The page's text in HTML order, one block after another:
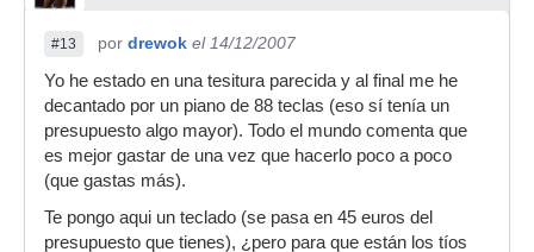
#13 por drewok el 14/12/2007
Yo he estado en una tesitura parecida y al final me he
decantado por un piano de 88 teclas (eso sí tenía un
presupuesto algo mayor). Todo el mundo comenta que
es mejor gastar de una vez que hacerlo poco a poco
(que gastas más).
Te pongo aqui un teclado (se pasa en 45 euros del
presupuesto que tienes), ¿pero para que están los tíos